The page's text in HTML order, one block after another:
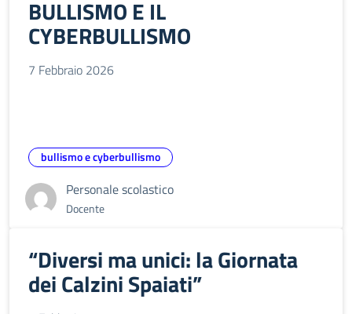
BULLISMO E IL
CYBERBULLISMO
7 Febbraio 2026
bullismo e cyberbullismo
Personale scolastico
Docente
“Diversi ma unici: la Giornata
dei Calzini Spaiati”